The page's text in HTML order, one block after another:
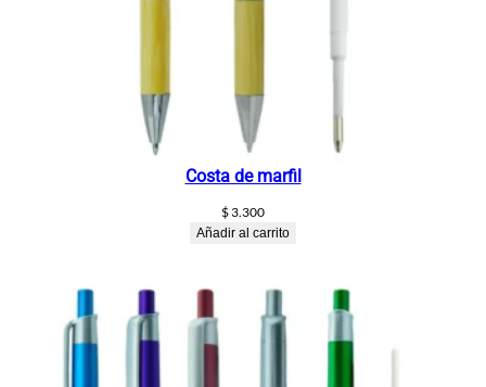
Costa de marfil
$3.300
Añadir al carrito